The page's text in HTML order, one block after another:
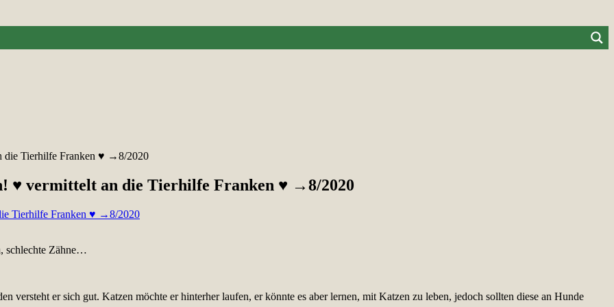
die Tierhilfe Franken ♥ →8/2020
♥ vermittelt an die Tierhilfe Franken ♥ →8/2020
schlechte Zähne…
versteht er sich gut. Katzen möchte er hinterher laufen, er könnte es aber lernen, mit Katzen zu leben, jedoch sollten diese an Hunde